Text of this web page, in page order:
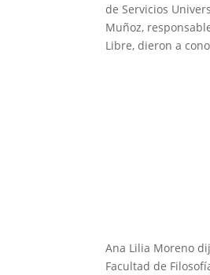
de Servicios
Muñoz,
Libre, dieron a
Ana Lilia Moreno
Facultad de